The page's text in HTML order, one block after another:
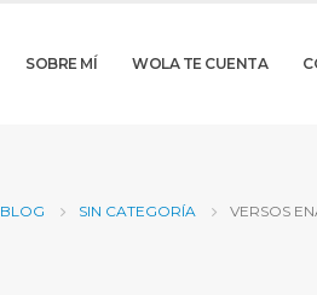
SOBRE MÍ WOLA TE CUENTA
BLOG SIN CATEGORÍA VERSOS